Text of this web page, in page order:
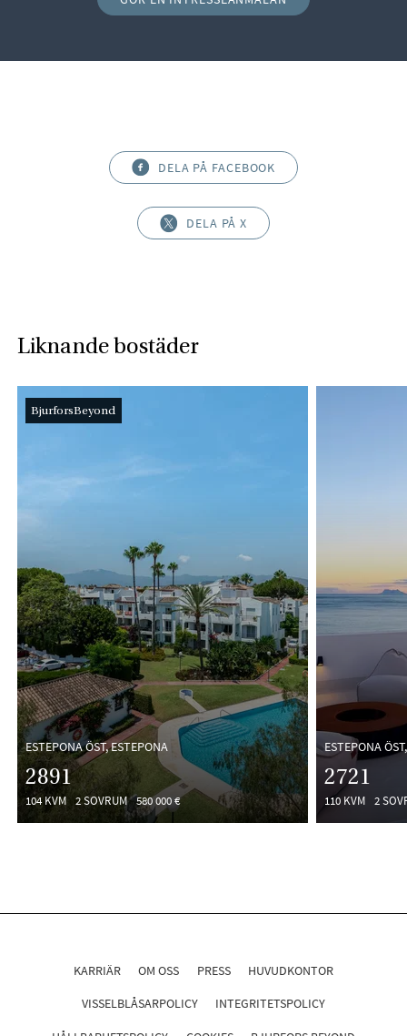
DELA PÅ FACEBOOK
DELA PÅ X
Liknande bostäder
ESTEPONA ÖST, ESTEPONA
2891
104 KVM 2 SOVRUM 580 000 €
BjurforsBeyond
ESTEPONA
2721
110 KVM 2
KARRIÄR OM OSS PRESS HUVUDKONTOR
VISSELBLÅSARPOLICY INTEGRITETSPOLICY